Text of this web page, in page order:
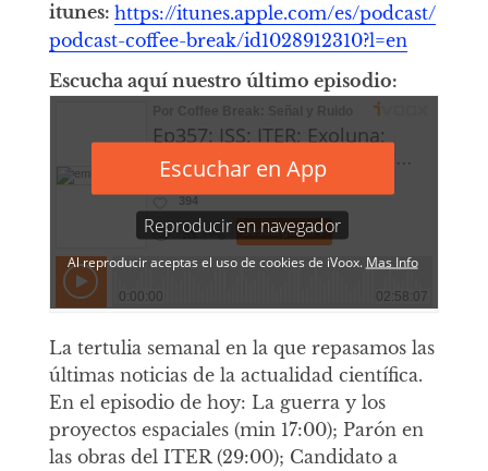
itunes: https://itunes.apple.com/es/podcast/
podcast-coffee-break/id1028912310?l=en
Escucha aquí nuestro último episodio:
La tertulia semanal en la que repasamos las
últimas noticias de la actualidad científica.
En el episodio de hoy: La guerra y los
proyectos espaciales (min 17:00); Parón en
las obras del ITER (29:00); Candidato a